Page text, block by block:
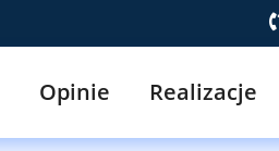
Opinie Realizacje